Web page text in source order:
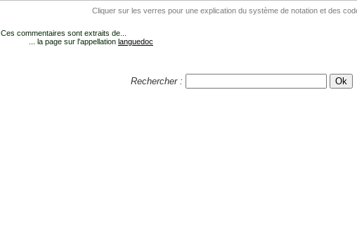
Cliquer sur les verres pour une explication du système de notation et des
Ces commentaires sont extraits de...
... la page sur l'appellation languedoc
Rechercher :